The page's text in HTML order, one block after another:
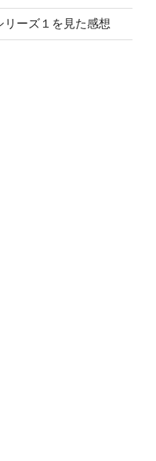
リーズ１を見た感想